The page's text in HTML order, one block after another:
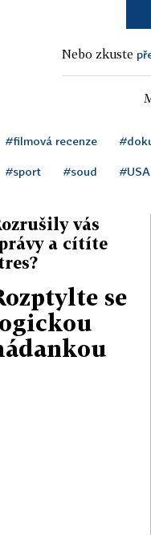
Nebo zkuste
#filmová recenze
#sport #soud #USA
vás
a cítíte
se